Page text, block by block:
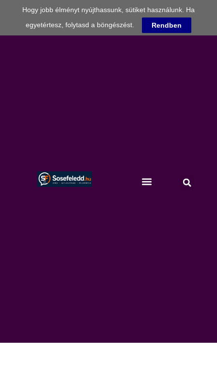
Hogy jobb élményt nyújthassunk, sütiket használunk. Ha
egyetértesz, folytasd a böngészést.
Rendben